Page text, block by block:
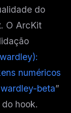
do
O ArcKit
numéricos
beta”
hook.